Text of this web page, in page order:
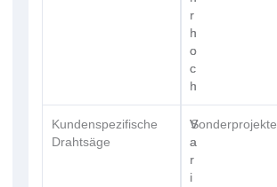
r
h
o
c
h
r
h
o
c
h
Kundenspezifische
Drahtsäge
V
a
r
i
V
a
r
i
Sonderprojekte